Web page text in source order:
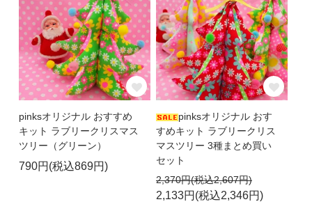
pinksオリジナル おすすめ
キット ラブリークリスマス
ツリー（グリーン）
790円(税込869円)
pinksオリジナル おす
すめキット ラブリークリス
マスツリー 3種まとめ買い
セット
2,370円(税込2,607円)
2,133円(税込2,346円)